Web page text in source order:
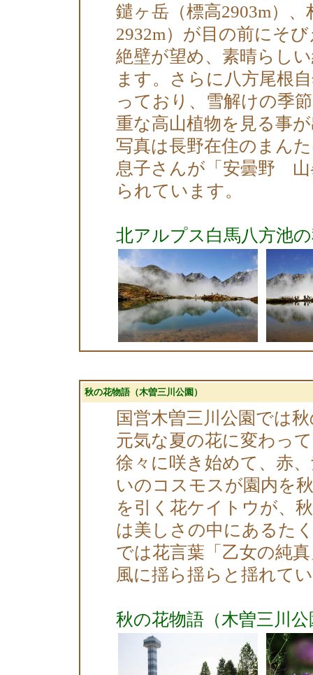
鑓ヶ岳（標高2903m）
2932m）が目の前にそ
絶壁が望め、素晴らし
ます。さらに八方尾根
っており、雪解けの季
重な高山植物を見る事
写真は長野在住のまん
息子さんが「安曇野 山
られています。
北アルプス白馬八方池
秋の花物語（木曽三川公園）
国営木曽三川公園では
元気な夏の花に変わっ
徐々に咲き始めて、赤
いのコスモスが園内を
を引く花ケイトウが、
は美しさの中にあるた
では花言葉「乙女の純
風に揺ら揺らと揺れて
秋の花物語（木曽三川公